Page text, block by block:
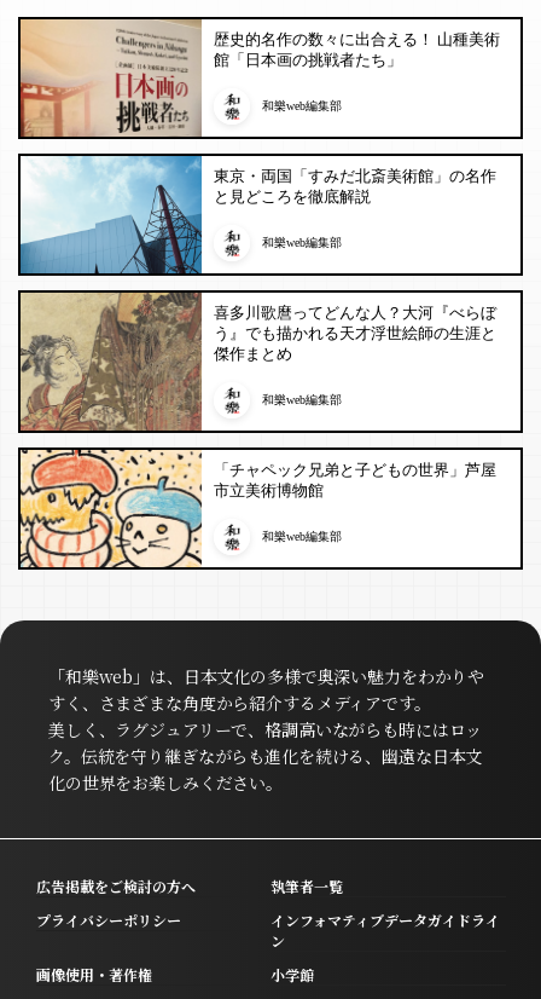
歴史的名作の数々に出合える！ 山種美術
館「日本画の挑戦者たち」
和樂web編集部
東京・両国「すみだ北斎美術館」の名作
と見どころを徹底解説
和樂web編集部
喜多川歌麿ってどんな人？大河『べらぼ
う』でも描かれる天才浮世絵師の生涯と
傑作まとめ
和樂web編集部
「チャペック兄弟と子どもの世界」芦屋
市立美術博物館
和樂web編集部
「和樂web」は、日本文化の多様で奥深い魅力をわかりや
すく、さまざまな角度から紹介するメディアです。
美しく、ラグジュアリーで、格調高いながらも時にはロッ
ク。伝統を守り継ぎながらも進化を続ける、幽遠な日本文
化の世界をお楽しみください。
広告掲載をご検討の方へ
執筆者一覧
プライバシーポリシー
インフォマティブデータガイドライ
ン
画像使用・著作権
小学館